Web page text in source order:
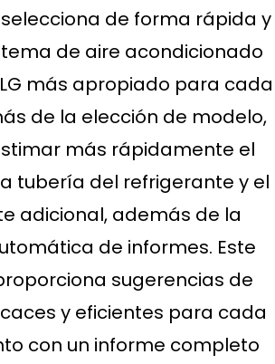
de forma rápida y
de aire acondicionado
más apropiado para cada
de la elección de modelo,
más rápidamente el
tubería del refrigerante y el
adicional, además de la
de informes. Este
sugerencias de
y eficientes para cada
con un informe completo